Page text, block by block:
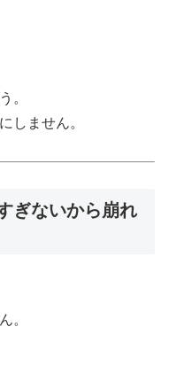
。
しません。
ぎないから崩れ
。